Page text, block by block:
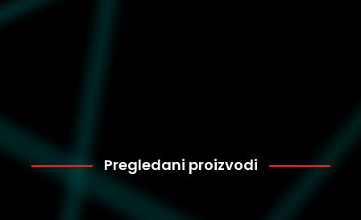
Pregledani proizvodi